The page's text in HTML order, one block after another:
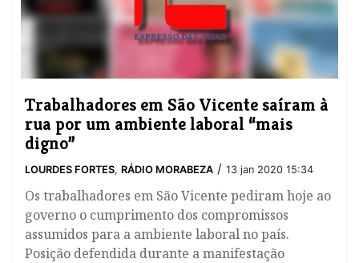
Trabalhadores em São Vicente saíram à
rua por um ambiente laboral “mais
digno”
LOURDES FORTES, RÁDIO MORABEZA / 13 jan 2020 15:34
Os trabalhadores em São Vicente pediram hoje ao
governo o cumprimento dos compromissos
assumidos para a ambiente laboral no país.
Posição defendida durante a manifestação